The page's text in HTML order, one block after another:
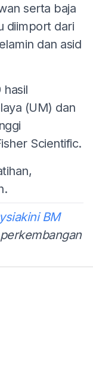
serta baja
diimport dari
dan asid
hasil
(UM) dan
Scientific.
BM